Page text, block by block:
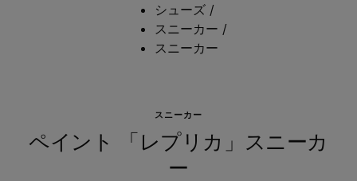
シューズ /
スニーカー /
スニーカー
スニーカー
ペイント 「レプリカ」スニーカ
ー